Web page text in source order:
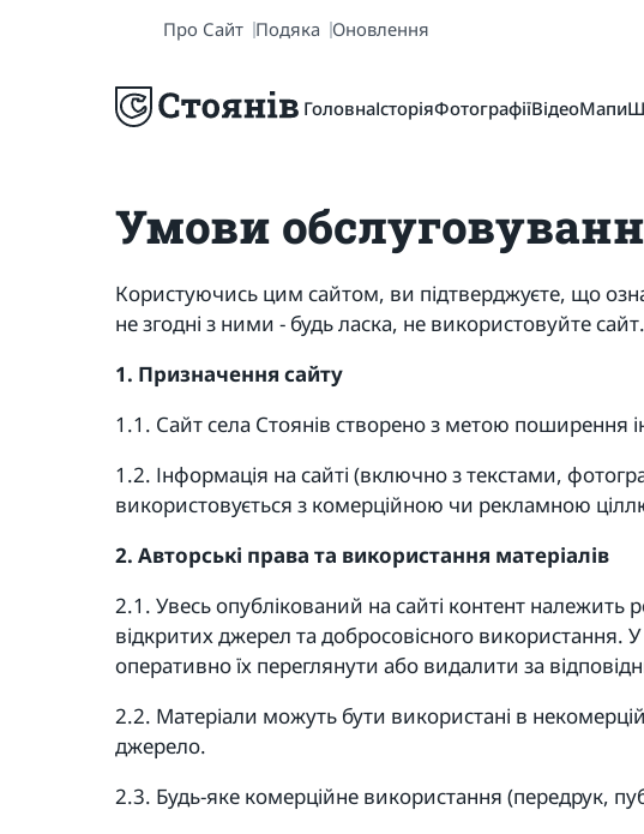
Про Сайт Подяка Оновлення
ГоловнаІсторіяФотографіїВідеоМапи
Умови
Користуючись цим сайтом, ви підтверджуєте, що
не згодні з ними - будь ласка, не використовуйте сайт.
1. Призначення сайту
1.1. Сайт села Стоянів створено з метою поширення
1.2. Інформація на сайті (включно з текстами,
використовується з комерційною чи рекламною
2. Авторські права та використання матеріалів
2.1. Увесь опублікований на сайті контент
відкритих джерел та добросовісного використання.
оперативно їх переглянути або видалити за
2.2. Матеріали можуть бути використані в
джерело.
2.3. Будь-яке комерційне використання (передрук,